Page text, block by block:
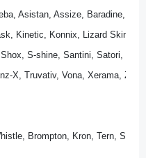
Asistan, Assize, Baradine,
Kinetic, Konnix, Lizard Skins,
S-shine, Santini, Satori,
X, Truvativ, Vona, Xerama,
Brompton, Kron, Tern,